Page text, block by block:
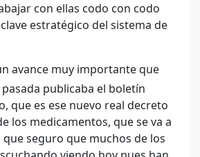
con ellas codo con codo
estratégico del sistema de
avance muy importante que
publicaba el boletín
que es ese nuevo real decreto
los medicamentos, que se va a
seguro que muchos de los